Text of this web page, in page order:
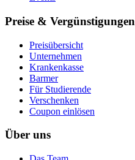
Preise & Vergünstigungen
Preisübersicht
Unternehmen
Krankenkasse
Barmer
Für Studierende
Ver­schen­ken
Coupon einlösen
Über uns